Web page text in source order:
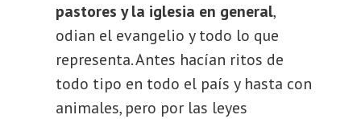
pastores y la iglesia en general,
odian el evangelio y todo lo que
representa. Antes hacían ritos de
todo tipo en todo el país y hasta con
animales, pero por las leyes